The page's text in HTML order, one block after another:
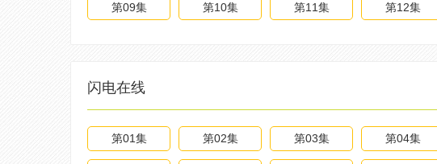
第09集 第10集 第11集 第12集
闪电在线
第01集 第02集 第03集 第04集